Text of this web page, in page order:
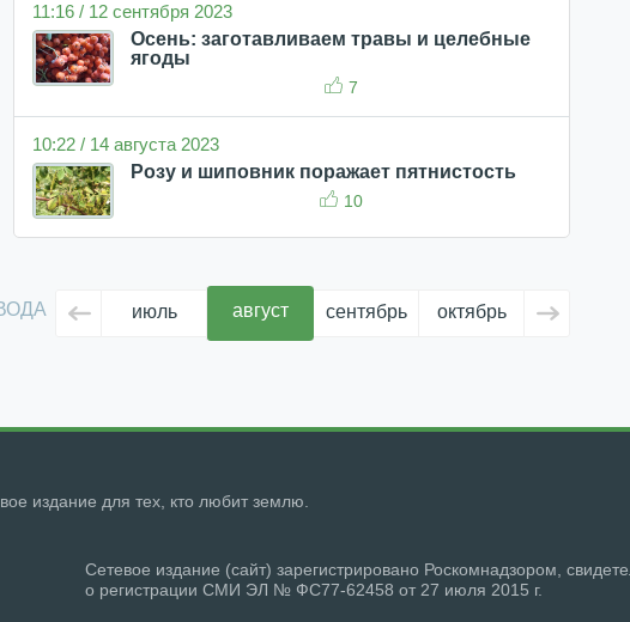
11:16 / 12 сентября 2023
Осень: заготавливаем травы и целебные
ягоды
7
10:22 / 14 августа 2023
Розу и шиповник поражает пятнистость
10
июль август сентябрь октябрь ноябрь
издание для тех, кто любит землю.
Сетевое издание (сайт) зарегистрировано Роскомнадзором,
о регистрации СМИ ЭЛ № ФС77-62458 от 27 июля 2015 г.